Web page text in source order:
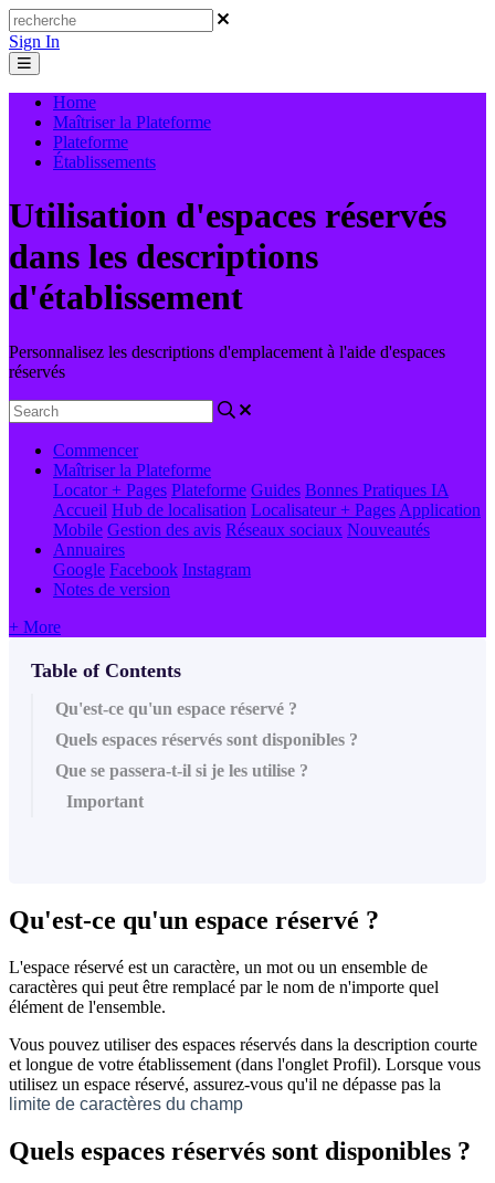
Sign In
Home
Maîtriser la Plateforme
Plateforme
Établissements
Utilisation d'espaces réservés
dans les descriptions
d'établissement
Personnalisez les descriptions d'emplacement à l'aide d'espaces
réservés
Commencer
Maîtriser la Plateforme
Locator + Pages Plateforme Guides Bonnes Pratiques IA
Accueil Hub de localisation Localisateur + Pages Application
Mobile Gestion des avis Réseaux sociaux Nouveautés
Annuaires
Google Facebook Instagram
Notes de version
+ More
Table of Contents
Qu'est-ce qu'un espace réservé ?
Quels espaces réservés sont disponibles ?
Que se passera-t-il si je les utilise ?
Important
Qu'est-ce qu'un espace réservé ?
L'espace réservé est un caractère, un mot ou un ensemble de
caractères qui peut être remplacé par le nom de n'importe quel
élément de l'ensemble.
Vous pouvez utiliser des espaces réservés dans la description courte
et longue de votre établissement (dans l'onglet Profil). Lorsque vous
utilisez un espace réservé, assurez-vous qu'il ne dépasse pas la
limite de caractères du champ
Quels espaces réservés sont disponibles ?